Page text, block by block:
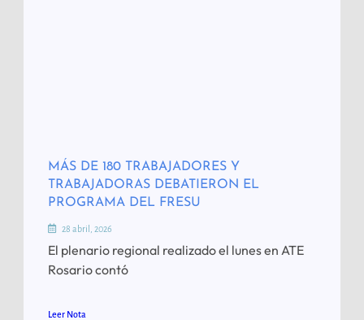
MÁS DE 180 TRABAJADORES Y
TRABAJADORAS DEBATIERON EL
PROGRAMA DEL FRESU
28 abril, 2026
El plenario regional realizado el lunes en ATE
Rosario contó
Leer Nota